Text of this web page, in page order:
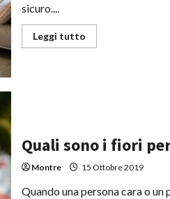
sicuro....
Leggi tuttoLeggi
di
Quali sono i fiori
Montre 15 Ottobre 2019
Quando una persona cara o un